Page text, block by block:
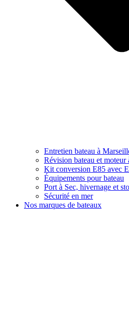
Entretien bateau à
Révision bateau et moteur
Kit conversion E85 avec
Équipements pour bateau
Port à Sec, hivernage et
Sécurité en mer
Nos marques de bateaux